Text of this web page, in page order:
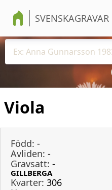
SVENSKAGRAVAR
Viola
Född: -
Avliden: -
Gravsatt: -
GILLBERGA
Kvarter: 306